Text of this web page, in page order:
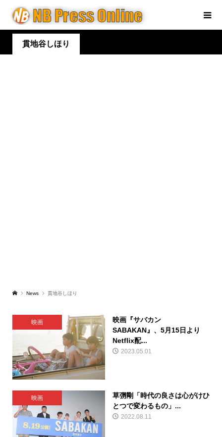
貫地谷しほり
News 貫地谷しほり
映画
映画『サバカン
SABAKAN』、5月15日より
Netflix配...
2023.05.01
映画
草彅剛「時代の良さは心がけひ
とつで変わるもの」...
2022.08.11